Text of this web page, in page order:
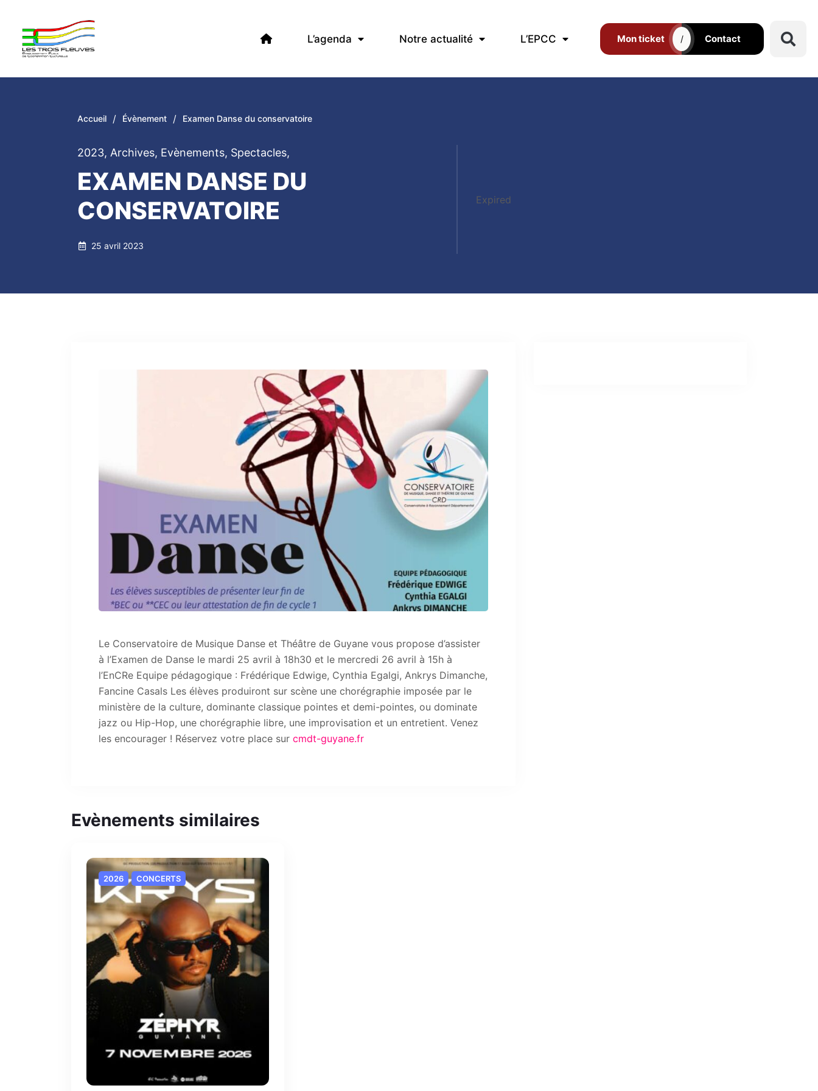
L’agenda Notre actualité L’EPCC Mon ticket / Contact
Accueil / Évènement / Examen Danse du conservatoire
2023, Archives, Evènements, Spectacles,
EXAMEN DANSE DU
CONSERVATOIRE
25 avril 2023
Expired
Le Conservatoire de Musique Danse et Théâtre de Guyane vous propose d’assister
à l’Examen de Danse le mardi 25 avril à 18h30 et le mercredi 26 avril à 15h à
l’EnCRe Equipe pédagogique : Frédérique Edwige, Cynthia Egalgi, Ankrys Dimanche,
Fancine Casals Les élèves produiront sur scène une chorégraphie imposée par le
ministère de la culture, dominante classique pointes et demi-pointes, ou dominate
jazz ou Hip-Hop, une chorégraphie libre, une improvisation et un entretient. Venez
les encourager ! Réservez votre place sur cmdt-guyane.fr
Evènements similaires
2026 CONCERTS